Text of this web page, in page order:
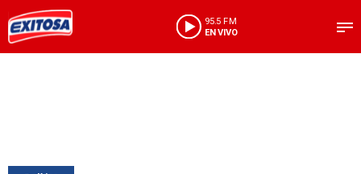
95.5 FM
EN VIVO